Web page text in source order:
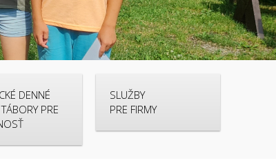
DENNÉ
PRE
SLUŽBY
PRE FIRMY